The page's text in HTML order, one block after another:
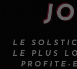
LE
LE PLUS
PROFITE-